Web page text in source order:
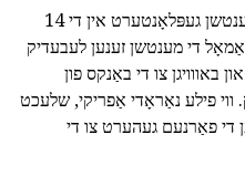
דער ערשטער דערמאָנען וועגן די מענטשן געפּלאָנטערט אין די 14
די מענטשן זענען לעבעדיק
צו די באַנקס פון
ווי פילע נאַראָדי אַפריקי, שלעכט
די פאַרנעם געהערט צו די